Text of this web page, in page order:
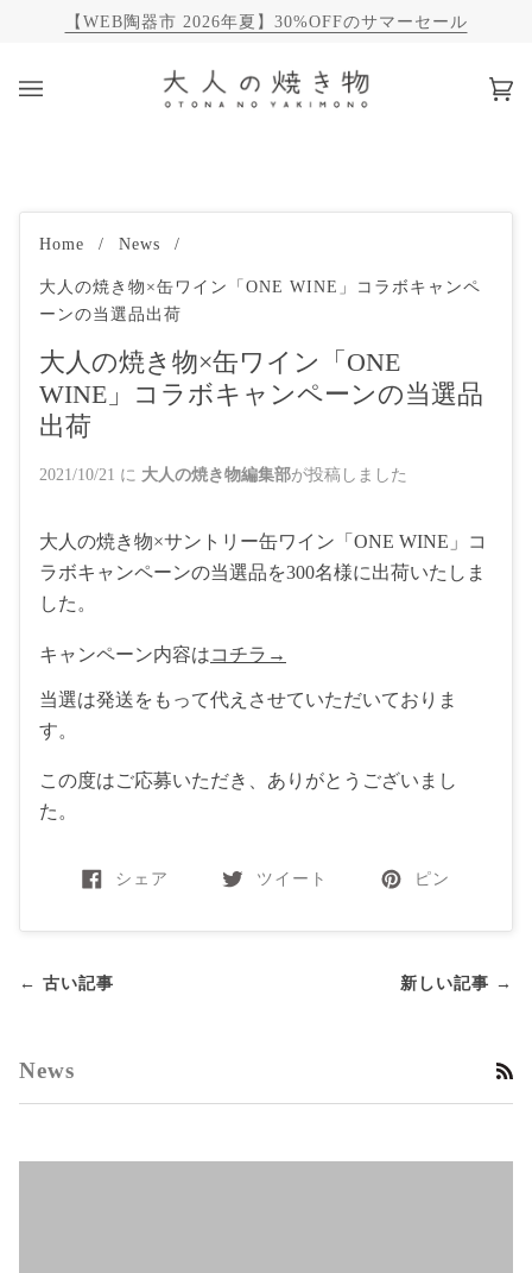
【WEB陶器市 2026年夏】30%OFFのサマーセール
カ
Home / News /
大人の焼き物×缶ワイン「ONE WINE」コラボキャンペ
ーンの当選品出荷
大人の焼き物×缶ワイン「ONE
WINE」コラボキャンペーンの当選品
出荷
2021/10/21 に 大人の焼き物編集部が投稿しました
大人の焼き物×サントリー缶ワイン「ONE WINE」コ
ラボキャンペーンの当選品を300名様に出荷いたしま
した。
キャンペーン内容はコチラ→
当選は発送をもって代えさせていただいておりま
す。
この度はご応募いただき、ありがとうございまし
た。
シェア ツイート ピン
← 古い記事 新しい記事 →
News